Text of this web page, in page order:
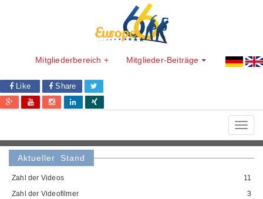
Mitgliederbereich + Mitglieder-Beiträge
Like Share
Aktueller Stand
Zahl der Videos
11
Zahl der Videofilmer
3